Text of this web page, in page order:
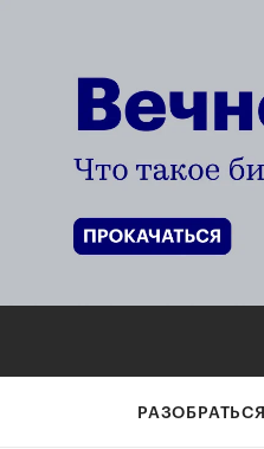
РАЗОБРАТЬСЯ